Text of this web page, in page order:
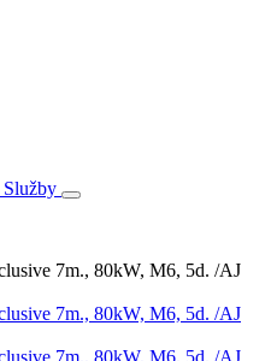
Služby